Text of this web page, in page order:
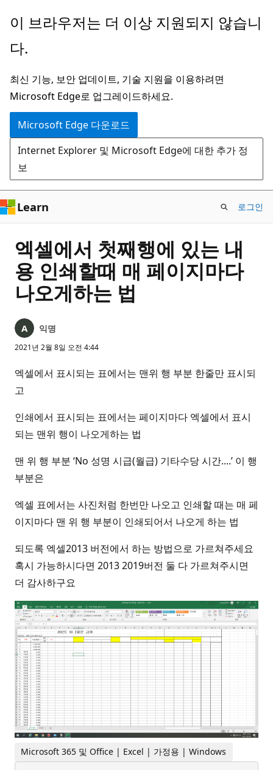
주
콘
츠
로
건
너
뛰
기
이 브라우저는 더 이상 지원되지 않습니
다.
최신 기능, 보안 업데이트, 기술 지원을 이용하려면
Microsoft Edge로 업그레이드하세요.
Microsoft Edge 다운로드
Internet Explorer 및 Microsoft Edge에 대한 추가 정
보
Learn 로그인
엑셀에서 첫째행에 있는 내
용 인쇄할때 매 페이지마다
나오게하는 법
익명
2021년 2월 8일 오전 4:44
엑셀에서 표시되는 표에서는 맨위 행 부분 한줄만 표시되
고
인쇄에서 표시되는 표에서는 페이지마다 엑셀에서 표시
되는 맨위 행이 나오게하는 법
맨 위 행 부분 ‘No 성명 시급(월급) 기타수당 시간....’ 이 행
부분은
엑셀 표에서는 사진처럼 한번만 나오고 인쇄할 때는 매 페
이지마다 맨 위 행 부분이 인쇄되어서 나오게 하는 법
되도록 엑셀2013 버전에서 하는 방법으로 가르쳐주세요
혹시 가능하시다면 2013 2019버전 둘 다 가르쳐주시면
더 감사하구요
Microsoft 365 및 Office | Excel | 가정용 | Windows